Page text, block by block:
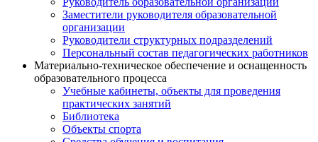
Заместители руководителя образовательной
организации
Руководители структурных подразделений
Персональный состав педагогических работников
Материально-техническое обеспечение и оснащенность
образовательного процесса
Учебные кабинеты, объекты для проведения
практических занятий
Библиотека
Объекты спорта